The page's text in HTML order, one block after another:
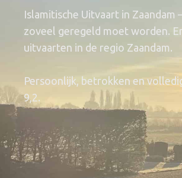
Islamitische Uitvaart in
zoveel geregeld moet worden.
uitvaarten in de regio Zaandam.
Persoonlijk, betrokken en
9,2.